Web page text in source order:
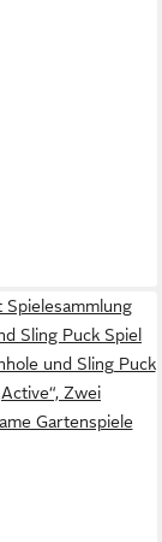
Spielesammlung
Sling Puck Spiel
und Sling Puck
Zwei
Gartenspiele